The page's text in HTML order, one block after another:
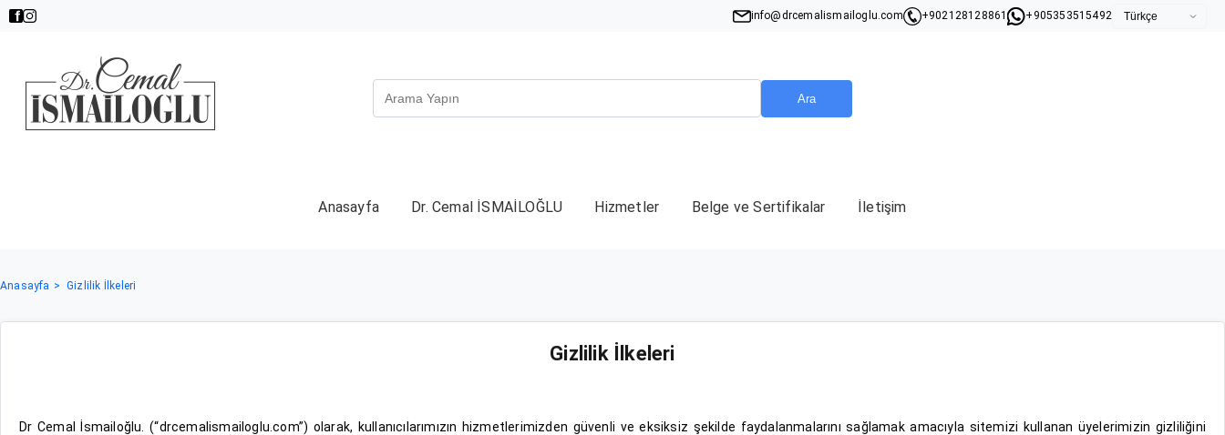
info@drcemalismailoglu.com +902128128861 +905353515492
Ara
Anasayfa Dr. Cemal İSMAİLOĞLU Hizmetler Belge ve Sertifikalar İletişim
Anasayfa Gizlilik İlkeleri
Gizlilik İlkeleri
Dr Cemal İsmailoğlu. (“drcemalismailoglu.com”) olarak, kullanıcılarımızın hizmetlerimizden güvenli ve eksiksiz şekilde faydalanmalarını sağlamak amacıyla sitemizi kullanan üyelerimizin gizliliğini